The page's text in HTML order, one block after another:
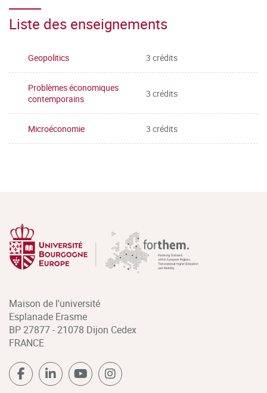
Liste des enseignements
Geopolitics 3 crédits
Problèmes économiques
contemporains
3 crédits
Microéconomie 3 crédits
Maison de l'université
Esplanade Erasme
BP 27877 - 21078 Dijon Cedex
FRANCE